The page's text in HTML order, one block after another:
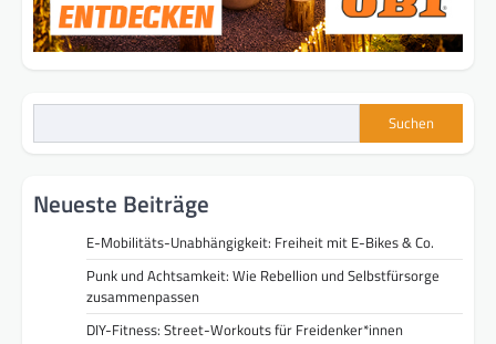
Suchen
Neueste Beiträge
E-Mobilitäts-Unabhängigkeit: Freiheit mit E-Bikes & Co.
Punk und Achtsamkeit: Wie Rebellion und Selbstfürsorge
zusammenpassen
DIY-Fitness: Street-Workouts für Freidenker*innen